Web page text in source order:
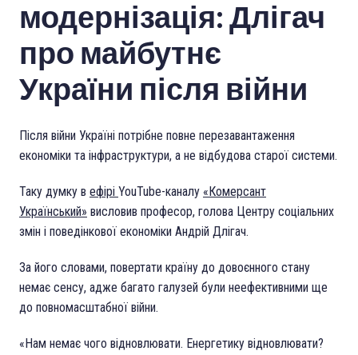
модернізація: Длігач
про майбутнє
України після війни
Після війни Україні потрібне повне перезавантаження
економіки та інфраструктури, а не відбудова старої системи.
Таку думку в ефірі YouTube-каналу «Комерсант
Український» висловив професор, голова Центру соціальних
змін і поведінкової економіки Андрій Длігач.
За його словами, повертати країну до довоєнного стану
немає сенсу, адже багато галузей були неефективними ще
до повномасштабної війни.
«Нам немає чого відновлювати. Енергетику відновлювати?